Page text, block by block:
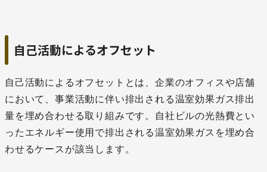
自己活動によるオフセット
自己活動によるオフセットとは、企業のオフィスや店舗
において、事業活動に伴い排出される温室効果ガス排出
量を埋め合わせる取り組みです。自社ビルの光熱費とい
ったエネルギー使用で排出される温室効果ガスを埋め合
わせるケースが該当します。